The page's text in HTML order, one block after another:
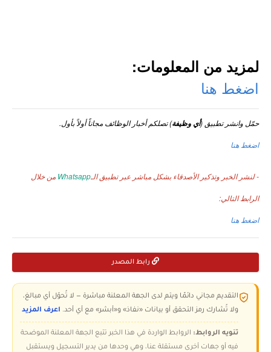
لمزيد من المعلومات:
اضغط هنا
حمّل وانشر تطبيق (أي وظيفة) تصلكم أخبار الوظائف مجاناً أولاً بأول.
اضغط هنا
- لنشر الخبر وتذكير الأصدقاء بشكل مباشر عبر تطبيق الـ Whatsapp من خلال
الرابط التالي:
اضغط هنا
رابط المصدر
التقديم مجاني دائمًا ويتم لدى الجهة المعلنة مباشرة — لا تُحوّل أي مبالغ،
ولا تُشارك رمز التحقق أو بيانات «نفاذ» و«أبشر» مع أي أحد. اعرف المزيد
تنويه الروابط: الروابط الواردة في هذا الخبر تتبع الجهة المعلنة الموضحة
فيه أو جهات أخرى مستقلة عنا، وهي وحدها من يدير التسجيل ويستقبل